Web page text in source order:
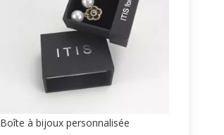
Boîte à bijoux personnalisée